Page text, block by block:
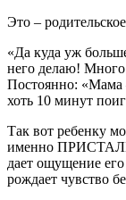
Это –
«Да куда уж
него делаю!
Постоянно: «Мама
хоть 10 минут
Так вот ребенку
именно
дает ощущение
рождает чувство